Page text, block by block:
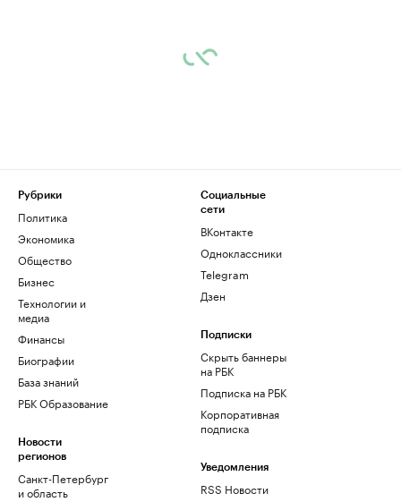
Рубрики
Политика
Экономика
Общество
Бизнес
Технологии и
медиа
Финансы
Биографии
База знаний
РБК Образование
Новости
регионов
Санкт-Петербург
и область
Социальные
сети
ВКонтакте
Одноклассники
Telegram
Дзен
Подписки
Скрыть баннеры
на РБК
Подписка на РБК
Корпоративная
подписка
Уведомления
RSS Новости